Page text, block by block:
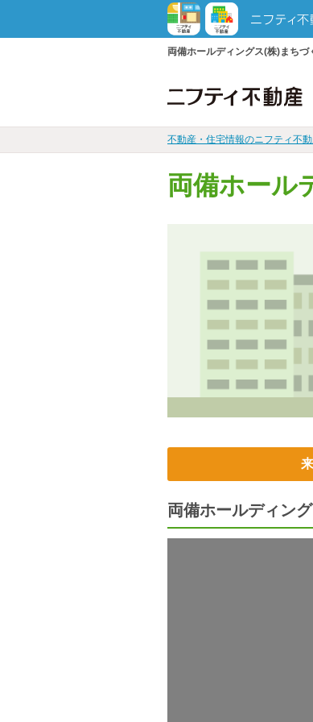
両備ホールディングス(株)まち
不動産・住宅情報のニフティ不
両備ホール
両備ホールディン